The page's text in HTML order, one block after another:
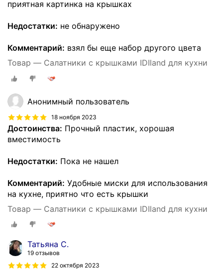
приятная картинка на крышках
Недостатки: не обнаружено
Комментарий: взял бы еще набор другого цвета
Товар — Салатники с крышками IDIland для кухни
Анонимный пользователь
18 ноября 2023
Достоинства: Прочный пластик, хорошая
вместимость
Недостатки: Пока не нашел
Комментарий: Удобные миски для использования
на кухне, приятно что есть крышки
Товар — Салатники с крышками IDIland для кухни
Татьяна С.
19 отзывов
22 октября 2023